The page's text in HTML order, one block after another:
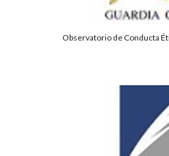
Observatorio de Conducta